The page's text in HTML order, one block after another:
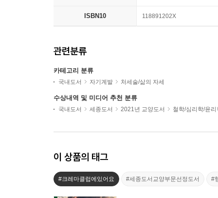
ISBN10 118891202X
관련분류
카테고리 분류
국내도서 자기계발 처세술/삶의 자세
수상내역 및 미디어 추천 분류
국내도서 세종도서 2021년 교양도서 철학/심리학/윤리
이 상품의 태그
#크레마클럽에있어요 #세종도서교양부문선정도서 #